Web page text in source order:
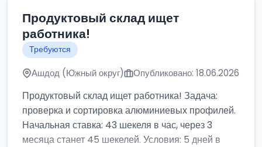
Продуктовый склад ищет
работника!
Требуются
Ашдод (Южный округ) Опубликовано: 18.06.2026
Продуктовый склад ищет работника! Задача:
проверка и сортировка алюминиевых профилей.
Начальная ставка: 43 шекеля в час, через 3
месяца станет 45 шекелей. Условия: 5 дней в